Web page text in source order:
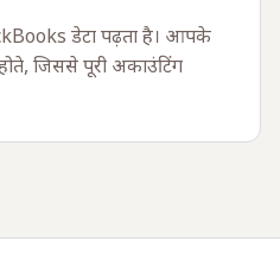
डेटा पढ़ता है। आपके
जिससे पूरी अकाउंटिंग